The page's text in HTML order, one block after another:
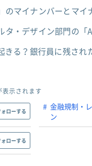
マイナンバーとマイ
・デザイン部門の「
る？銀行員に残され
示されます
ォローする
金融規制・
ン
ォローする